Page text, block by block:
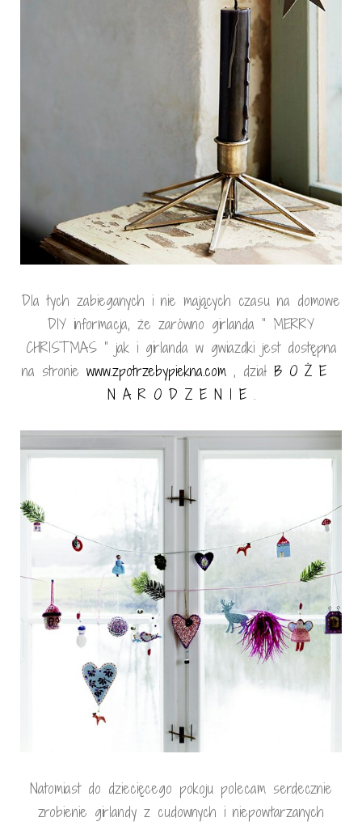
Dla tych zabieganych i nie mających czasu na domowe
DIY informacja, że zarówno girlanda ” MERRY
CHRISTMAS ” jak i girlanda w gwiazdki jest dostępna
na stronie www.zpotrzebypiekna.com, dział B O Ż E
N A R O D Z E N I E.
Natomiast do dziecięcego pokoju polecam serdecznie
zrobienie girlandy z cudownych i niepowtarzanych